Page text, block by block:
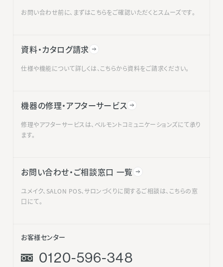
お問い合わせ前に、まずはこちらをご確認いただくとスムーズです。
資料・カタログ請求
仕様や機能について詳しくは、こちらから資料をご請求ください。
機器の修理・アフターサービス
修理やアフターサービスは、ベルモントコミュニケーションズにて承り
ます。
お問い合わせ・ご相談窓口 一覧
ユメイク、SALON POS、サロンづくりに関するご相談は、こちらの窓
口にて。
お客様センター
0120-596-348